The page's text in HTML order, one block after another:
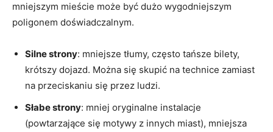
mniejszym mieście może być dużo wygodniejszym
poligonem doświadczalnym.
Silne strony: mniejsze tłumy, często tańsze bilety,
krótszy dojazd. Można się skupić na technice zamiast
na przeciskaniu się przez ludzi.
Słabe strony: mniej oryginalne instalacje
(powtarzające się motywy z innych miast), mniejsza